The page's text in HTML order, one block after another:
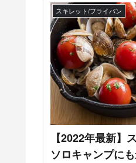
スキレット/フライパン
【2022年最新】
ソロキャンプに